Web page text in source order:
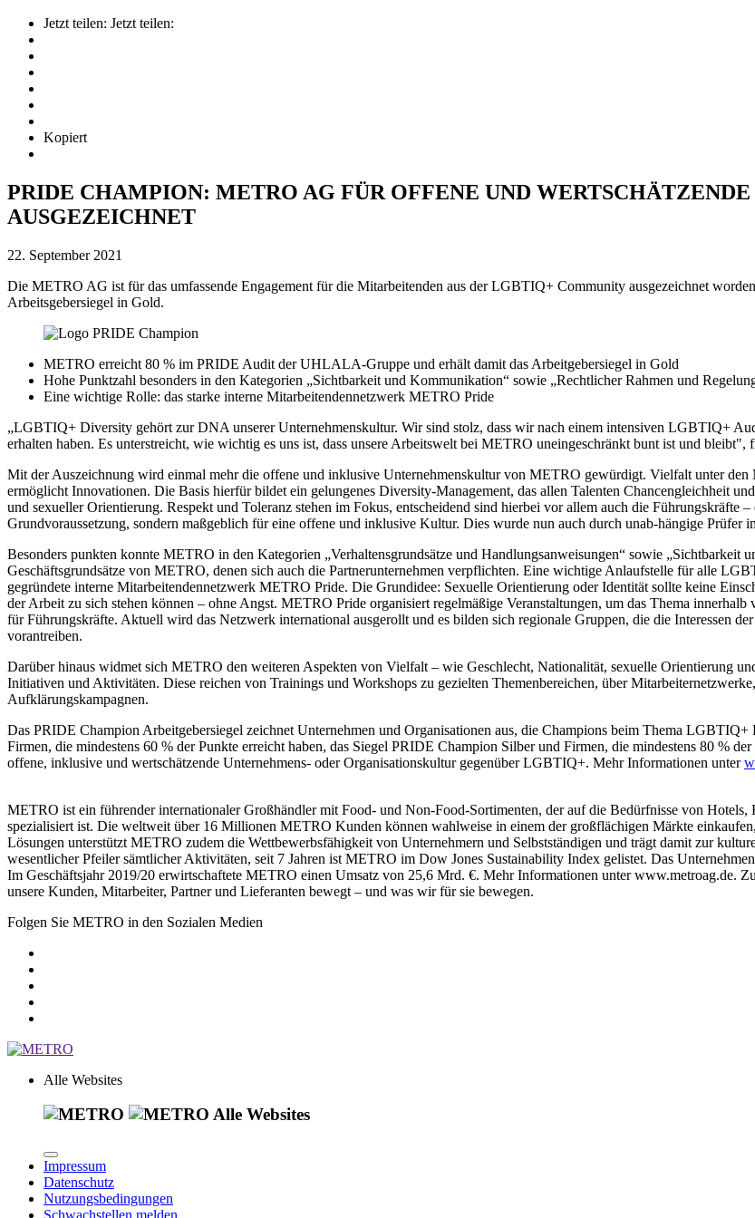
Jetzt teilen: Jetzt teilen:
Kopiert
PRIDE CHAMPION: METRO AG FÜR OFFENE UND
AUSGEZEICHNET
22. September 2021
Die METRO AG ist für das umfassende Engagement für die Mitarbeitenden aus der LGBTIQ+ Community ausgezeichnet
Arbeitsgebersiegel in Gold.
METRO erreicht 80 % im PRIDE Audit der UHLALA-Gruppe und erhält damit das Arbeitgebersiegel in Gold
Hohe Punktzahl besonders in den Kategorien „Sichtbarkeit und Kommunikation“ sowie „Rechtlicher Rahmen und
Eine wichtige Rolle: das starke interne Mitarbeitendennetzwerk METRO Pride
„LGBTIQ+ Diversity gehört zur DNA unserer Unternehmenskultur. Wir sind stolz, dass wir nach einem intensiven LGBTIQ+
erhalten haben. Es unterstreicht, wie wichtig es uns ist, dass unsere Arbeitswelt bei METRO uneingeschränkt bunt ist und
Mit der Auszeichnung wird einmal mehr die offene und inklusive Unternehmenskultur von METRO gewürdigt. Vielfalt unter den
ermöglicht Innovationen. Die Basis hierfür bildet ein gelungenes Diversity-Management, das allen Talenten Chancengleichheit
und sexueller Orientierung. Respekt und Toleranz stehen im Fokus, entscheidend sind hierbei vor allem auch die Führungskräfte
Grundvoraussetzung, sondern maßgeblich für eine offene und inklusive Kultur. Dies wurde nun auch durch unab-hängige Prüfer
Besonders punkten konnte METRO in den Kategorien „Verhaltensgrundsätze und Handlungsanweisungen“ sowie
Geschäftsgrundsätze von METRO, denen sich auch die Partnerunternehmen verpflichten. Eine wichtige Anlaufstelle für alle
gegründete interne Mitarbeitendennetzwerk METRO Pride. Die Grundidee: Sexuelle Orientierung oder Identität sollte keine
der Arbeit zu sich stehen können – ohne Angst. METRO Pride organisiert regelmäßige Veranstaltungen, um das Thema
für Führungskräfte. Aktuell wird das Netzwerk international ausgerollt und es bilden sich regionale Gruppen, die die Interessen
vorantreiben.
Darüber hinaus widmet sich METRO den weiteren Aspekten von Vielfalt – wie Geschlecht, Nationalität, sexuelle Orientierung
Initiativen und Aktivitäten. Diese reichen von Trainings und Workshops zu gezielten Themenbereichen, über
Aufklärungskampagnen.
Das PRIDE Champion Arbeitgebersiegel zeichnet Unternehmen und Organisationen aus, die Champions beim Thema
Firmen, die mindestens 60 % der Punkte erreicht haben, das Siegel PRIDE Champion Silber und Firmen, die mindestens 80 %
offene, inklusive und wertschätzende Unternehmens- oder Organisationskultur gegenüber LGBTIQ+. Mehr Informationen unter
METRO ist ein führender internationaler Großhändler mit Food- und Non-Food-Sortimenten, der auf die Bedürfnisse von
spezialisiert ist. Die weltweit über 16 Millionen METRO Kunden können wahlweise in einem der großflächigen Märkte
Lösungen unterstützt METRO zudem die Wettbewerbsfähigkeit von Unternehmern und Selbstständigen und trägt damit zur
wesentlicher Pfeiler sämtlicher Aktivitäten, seit 7 Jahren ist METRO im Dow Jones Sustainability Index gelistet. Das
Im Geschäftsjahr 2019/20 erwirtschaftete METRO einen Umsatz von 25,6 Mrd. €. Mehr Informationen unter www.metroag.de.
unsere Kunden, Mitarbeiter, Partner und Lieferanten bewegt – und was wir für sie bewegen.
Folgen Sie METRO in den Sozialen Medien
Alle Websites
Alle Websites
Impressum
Datenschutz
Nutzungsbedingungen